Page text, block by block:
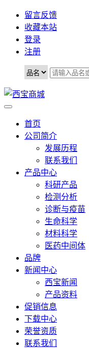
留言反馈
收藏本站
登录
注册
首页
公司简介
发展历程
联系我们
产品中心
科研产品
检测分析
诊断与疫苗
生命科学
材料科学
医药中间体
品牌
新闻中心
西宝新闻
产品资料
促销信息
下载中心
荣誉资质
联系我们